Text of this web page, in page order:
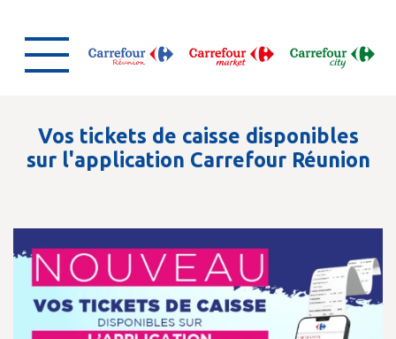
Vos tickets de caisse disponibles
sur l'application Carrefour Réunion